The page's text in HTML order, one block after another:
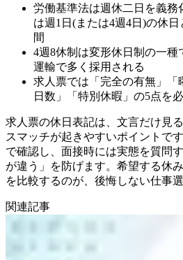
労働基準法は週休二日を義務
は週1日(または4週4日)の休
間
4週8休制は変形休日制の一種
運輸で多く採用される
求人票では「完全の有無」「
日数」「特別休暇」の5点を
求人票の休日表記は、文言だけ見
スマッチが起きやすいポイントで
で確認し、面接時には実態を質問
が違う」を防げます。希望する休
を比較するのが、後悔しない仕事
関連記事